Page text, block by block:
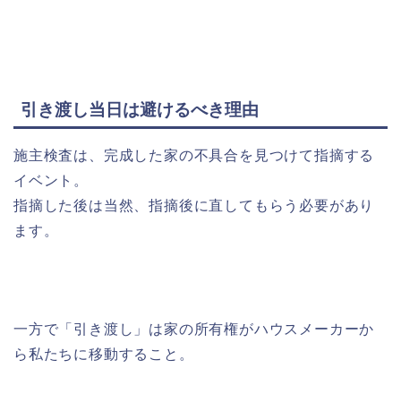
引き渡し当日は避けるべき理由
施主検査は、完成した家の不具合を見つけて指摘する
イベント。
指摘した後は当然、指摘後に直してもらう必要があり
ます。
一方で「引き渡し」は家の所有権がハウスメーカーか
ら私たちに移動すること。